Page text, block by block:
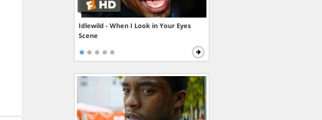
Idlewild - When I Look in Your Eyes
Scene